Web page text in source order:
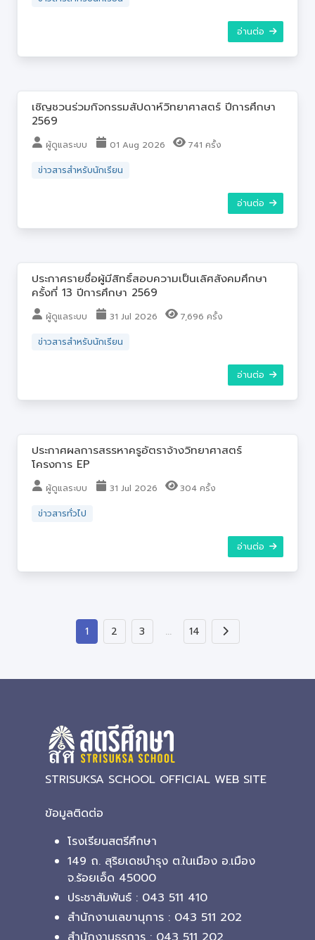
อ่านต่อ
เชิญชวนร่วมกิจกรรมสัปดาห์วิทยาศาสตร์ ปีการศึกษา
2569
ผู้ดูแลระบบ 01 Aug 2026
741 ครั้ง
ข่าวสารสำหรับนักเรียน
อ่านต่อ
ประกาศรายชื่อผู้มีสิทธิ์สอบความเป็นเลิศสังคมศึกษา
ครั้งที่ 13 ปีการศึกษา 2569
ผู้ดูแลระบบ 31 Jul 2026
7,696 ครั้ง
ข่าวสารสำหรับนักเรียน
อ่านต่อ
ประกาศผลการสรรหาครูอัตราจ้างวิทยาศาสตร์
โครงการ EP
ผู้ดูแลระบบ 31 Jul 2026
304 ครั้ง
ข่าวสารทั่วไป
อ่านต่อ
1 2 3 … 14
STRISUKSA SCHOOL OFFICIAL WEB SITE
ข้อมูลติดต่อ
โรงเรียนสตรีศึกษา
149 ถ. สุริยเดชบำรุง ต.ในเมือง อ.เมือง
จ.ร้อยเอ็ด 45000
ประชาสัมพันธ์ : 043 511 410
สำนักงานเลขานุการ : 043 511 202